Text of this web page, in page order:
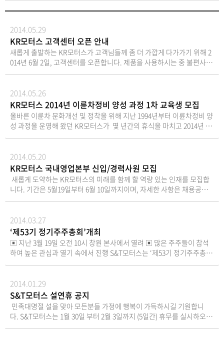
2026년7월 27일 케이알모터스 주식회사 경
재경
036 3. 주식병합의 일정 구분 일정 주주총회 예정일 20
월 03일(금) ~ 2026년 07월 27일(월) 신주배정 기준일 2
026년 07월 06일(월) 신주(주식병합)효력발생일 2026
년 07월 07일(화) 신주권상장예정일 2026년 07월 28일
(화) 4. 단수주 처리방법: 주식의 병합으로 발생하는 1
주미만 단주는 신주상장 초일 종가로 계산하여 현금지
법규의 적용, 관계기관과의 협의 과정 및 주주총회 결
의 과정에서 일부 변경될 수 있음 ※ 주식∙ 사채 등의
전자등록에 관한 법률 제65조에 따라 구주권제출공고
는 진행하지 않습니다. 2026년 6월 22일케이알모터스
일부 변경의 건4. 경영참고사항 비치상법 제542조의4
회, 한국거래소 및 한국예탁결제원 증권대행부에 비치
하오니 참고하시기 바랍니다. 5. 실질주주의 의결권 행
사에 관한 사항한국예탁결제원의 의결권 행사 제도가
폐지됨에 따라 금번 주주총회에서는 한국예탁결제원
이 주주님들의 의결권을 행사할 수 없습니다. 따라서
으로 행사하시거나, 대리인에 위임하여 의결권을 간접
적으로 행사하실 수 있습니다. 6. 주주총회 참석시 준
비물-직접행사 : 신분증-대리행사 : 위임장(주주와 대
리인의 인적사항 기재, 인감날인, 주주의 인감증명서),
지급하지 않습니다. 2026년 6
월 4일 KR모터스 주식회사
대표이사 정 재 경 (직인생략)
인의 건제2호 의안 : 이사 선임의 건 (신임 기타
(신임 감사 강동균 1명)제4호 의안 : 이사 보수한도
승인의 건제5호 의안 : 감사 보수한도 승인의 건5. 경영
참고사항 비치상법 제542조의4에 의거, 당사의 사업
개요·경영현황 등을 당사에 비치하고 금융감독원 또
는 한국거래소가 운용하는 전자공시시스템(http://da
바랍니다.6. 실질주주의 의결권 행사에 관한 사항한국
예탁결제원의 의결권 행사 제도가 폐지됨에 따라 금번
주주총회에서는 한국예탁결제원이 주주님들의 의결
권을 행사할 수 없습니다. 따라서 주주님이 주주총회
수 있습니다.7. 전자투표에 관한 사항당사는 주주님께
서 주주총회에 직접 참석하지 않고도 의결권을 행사하
실 수 있도록 전자투표제도 (상법 제368조의4)를 활용
하고 있습니다.주주총회에 참석이 어려우신 주주님께
서는 전자투표 행사 기간 내 전자투표를통해 귀중한
의결권을 행사하여 주시기 바랍니다.가. 전자투표 관
바일 주소 : https://evote.ksd.or.kr/m※ 관리업무
는 한국예탁결제원에 위탁하였습니다.나. 전자투표 행
사 기간 : 2026년 3월 20일 9시 ~ 2026년 3월 29일 17
시- 기간 중 24시간 시스템 접속 가능다. 인증서를 이
용하여 전자투표관리시스템에서 주주 본인확인 후 의
민간인증서 (K-VOTE에서 사용가능한 인증서 한정)라.
수정동의안 처리: 주주총회에서 의안에 관하여 수정동
의가 제출되는 경우 기권으로 처리8. 주주총회 참석시
준비물-직접행사 : 신분증-대리행사 : 위임장(주주와
대리인의 인적사항 기재, 인감날인, 주주의 인감증명
2014.05.29
KR모터스 고객센터 오픈 안내
새롭게 출발하는 KR모터스가 고객님들께 좀 더 가깝게 다가가기 위해 2
014년 6월 2일, 고객센터를 오픈합니다. 제품을 사용하시는 중 불편사항
이나 궁금한 점 등 모든 사항을 저희 고객센터로 문의해 주십시요.성심을
무시간: (월~금), 09:00~18:00※ 근무시간 외에도 상담예약이 가능합니
다.
2014.05.26
KR모터스 2014년 이륜차정비 양성 과정 1차 교육생 모집
올바른 이륜차 문화개선 및 정착을 위해 지난 1994년부터 이륜차정비 양
성 과정을 운영해 왔던 KR모터스가 몇 년간의 휴식을 마치고 2014년 새
롭게 연수원을 단장하여 새로운 프로그램 등을 준비해 교육 훈련생을 모
otors.com/company/?Page=sub05
2014.05.20
KR모터스 국내영업본부 신입/경력사원 모집
새롭게 도약하는 KR모터스의 미래를 함께 할 역량 있는 인재를 모집합
니다. 기간은 5월19일부터 6월 10일까지이며, 자세한 사항은 채용공고
게시판을 참조해 주시기 바랍니다. 많은 관심과 도전 바랍니다.
2014.03.27
‘제53기 정기주주총회’개최
▣ 지난 3월 19일 오전 10시 창원 본사에서 열려 ▣ 많은 주주들이 참석
하여 높은 관심과 열기 속에서 진행 S&T모터스는 ‘제53기 정기주주총
회‘를 지난 3월 19일 오전 10시 창원 본사 대강당에서 가졌다. 배동준 대
주총회’에서는 회사명을 "KR MOTORS"로 변경하는 안에 대해서 원안
대로 통과 되었다. 이날 인사말에서 배동준 대표이사 사장은 “지난 한해
세계적인 경기침체의 영향과 이로 인한 수출경기 부진으로 어려운 한해
를 보냈다.”며, “2014년에는 큰 변화를 맞이할 준비를 하고 있다. 이제는
다져온 내실과 축적해온 기술 및 전 임직원의 화합과 단결로 어떤 환경
2014.01.29
S&T모터스 설연휴 공지
민족대명절 설을 맞아 모든분들 가정에 행복이 가득하시길 기원합니
다. S&T모터스는 1월 30일 부터 2월 3일까지 (5일간) 휴무를 실시하오니
참고해주시기 바랍니다. 편안한 연휴 보내시고 밝은 모습으로 다시 뵙도